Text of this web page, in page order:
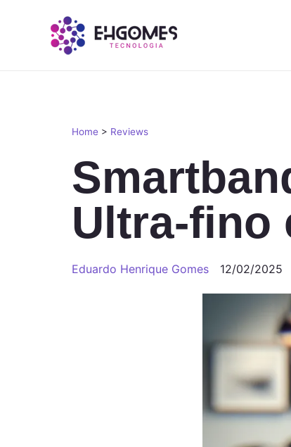
Home > Reviews
Ultra-fino
Eduardo Henrique Gomes 12/02/2025